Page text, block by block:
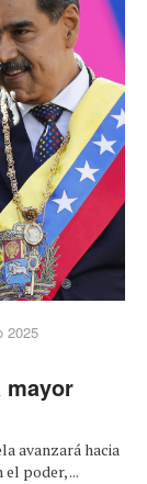
2025
mayor
avanzará hacia
poder, ...